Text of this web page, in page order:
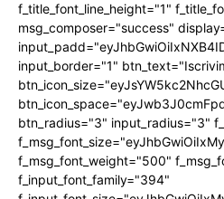
f_title_font_line_height="1"
msg_composer="success"
input_border="1"
btn_radius="3" input_radius="3"
f_msg_font_weight="500"
f_input_font_family="394"